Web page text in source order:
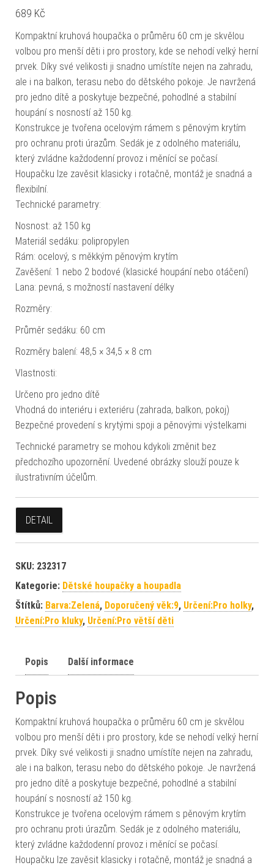
689 Kč
Kompaktní kruhová houpačka o průměru 60 cm je skvělou
volbou pro menší děti i pro prostory, kde se nehodí velký herní
prvek. Díky své velikosti ji snadno umístíte nejen na zahradu,
ale i na balkon, terasu nebo do dětského pokoje. Je navržená
pro jedno dítě a poskytuje bezpečné, pohodlné a stabilní
houpání s nosností až 150 kg.
Konstrukce je tvořena ocelovým rámem s pěnovým krytím
pro ochranu proti úrazům. Sedák je z odolného materiálu,
který zvládne každodenní provoz i měnící se počasí.
Houpačku lze zavěsit klasicky i rotačně, montáž je snadná a
flexibilní.
Technické parametry:
Nosnost: až 150 kg
Materiál sedáku: polipropylen
Rám: ocelový, s měkkým pěnovým krytím
Zavěšení: 1 nebo 2 bodové (klasické houpání nebo otáčení)
Lana: pevná, s možností nastavení délky
Rozměry:
Průměr sedáku: 60 cm
Rozměry balení: 48,5 × 34,5 × 8 cm
Vlastnosti:
Určeno pro jedno dítě
Vhodná do interiéru i exteriéru (zahrada, balkon, pokoj)
Bezpečné provedení s krytými spoji a pěnovými výstelkami
Technické parametry se mohou kdykoli změnit bez
předchozího upozornění. Uvedené obrázky slouží pouze k
ilustrativním účelům.
DETAIL
SKU: 232317
Kategorie: Dětské houpačky a houpadla
Štítků: Barva:Zelená, Doporučený věk:9, Určení:Pro holky,
Určení:Pro kluky, Určení:Pro větší děti
Popis Další informace
Popis
Kompaktní kruhová houpačka o průměru 60 cm je skvělou
volbou pro menší děti i pro prostory, kde se nehodí velký herní
prvek. Díky své velikosti ji snadno umístíte nejen na zahradu,
ale i na balkon, terasu nebo do dětského pokoje. Je navržená
pro jedno dítě a poskytuje bezpečné, pohodlné a stabilní
houpání s nosností až 150 kg.
Konstrukce je tvořena ocelovým rámem s pěnovým krytím
pro ochranu proti úrazům. Sedák je z odolného materiálu,
který zvládne každodenní provoz i měnící se počasí.
Houpačku lze zavěsit klasicky i rotačně, montáž je snadná a